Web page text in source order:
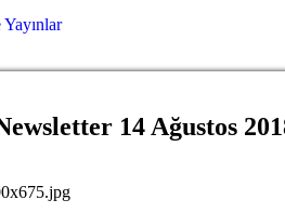
14 Ağustos